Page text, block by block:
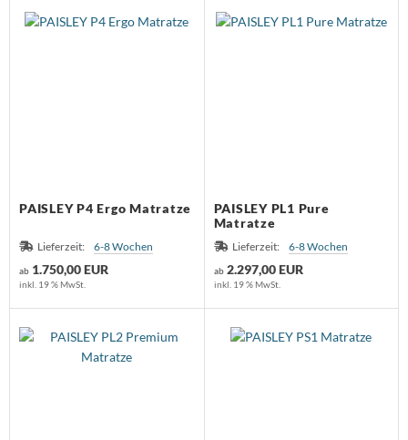
PAISLEY P4 Ergo Matratze
Lieferzeit: 6-8 Wochen
ab 1.750,00 EUR
inkl. 19 % MwSt.
PAISLEY PL1 Pure
Matratze
Lieferzeit: 6-8 Wochen
ab 2.297,00 EUR
inkl. 19 % MwSt.